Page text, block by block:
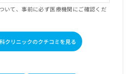
いて、事前に必ず医療機関にご確認くだ
クリニックのクチコミを見る